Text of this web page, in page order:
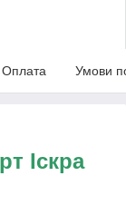
Оплата Умови
Іскра